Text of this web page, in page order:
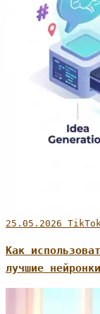
25.05.2026
Как
лучшие